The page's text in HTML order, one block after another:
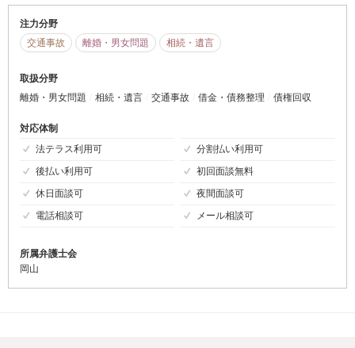
注力分野
交通事故
離婚・男女問題 相続・遺言
取扱分野
離婚・男女問題
相続・遺言 交通事故 借金・債務整理 債権回収
対応体制
法テラス利用可
分割払い利用可
後払い利用可
初回面談無料
休日面談可
夜間面談可
電話相談可
メール相談可
所属弁護士会
岡山